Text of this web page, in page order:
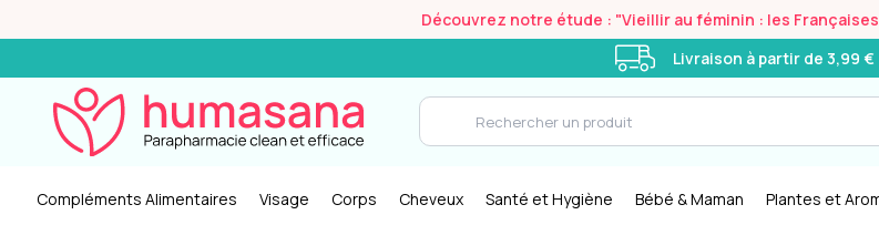
Découvrez notre étude : "Vieillir au féminin : les
Livraison à partir de 3,99 €
Compléments Alimentaires Visage Corps Cheveux Santé et Hygiène Bébé & Maman Plantes et